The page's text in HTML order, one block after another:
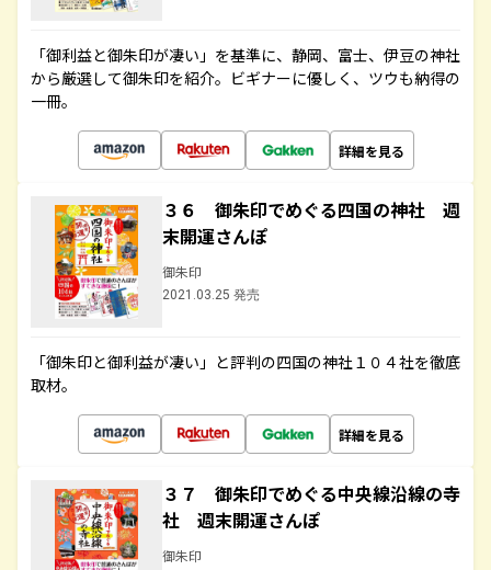
「御利益と御朱印が凄い」を基準に、静岡、富士、伊豆の神社
から厳選して御朱印を紹介。ビギナーに優しく、ツウも納得の
一冊。
詳細を見る
３６ 御朱印でめぐる四国の神社 週
末開運さんぽ
御朱印
2021.03.25 発売
「御朱印と御利益が凄い」と評判の四国の神社１０４社を徹底
取材。
詳細を見る
３７ 御朱印でめぐる中央線沿線の寺
社 週末開運さんぽ
御朱印